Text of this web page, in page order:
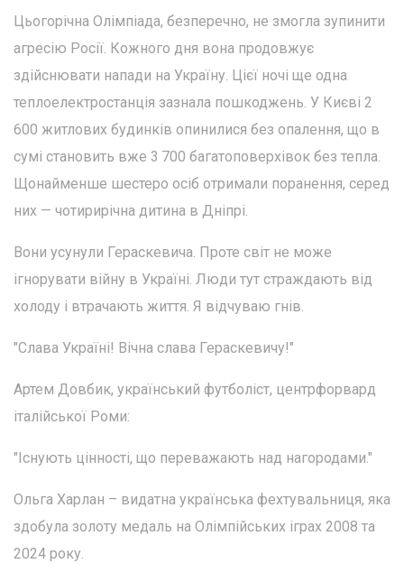
Цьогорічна Олімпіада, безперечно, не змогла зупинити
агресію Росії. Кожного дня вона продовжує
здійснювати напади на Україну. Цієї ночі ще одна
теплоелектростанція зазнала пошкоджень. У Києві 2
600 житлових будинків опинилися без опалення, що в
сумі становить вже 3 700 багатоповерхівок без тепла.
Щонайменше шестеро осіб отримали поранення, серед
них — чотирирічна дитина в Дніпрі.
Вони усунули Гераскевича. Проте світ не може
ігнорувати війну в Україні. Люди тут страждають від
холоду і втрачають життя. Я відчуваю гнів.
"Слава Україні! Вічна слава Гераскевичу!"
Артем Довбик, український футболіст, центрфорвард
італійської Роми:
"Існують цінності, що переважають над нагородами."
Ольга Харлан – видатна українська фехтувальниця, яка
здобула золоту медаль на Олімпійських іграх 2008 та
2024 року.